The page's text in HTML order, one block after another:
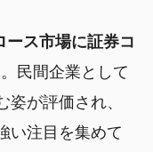
ース市場に証券コ
民間企業として
が評価され、
い注目を集めて